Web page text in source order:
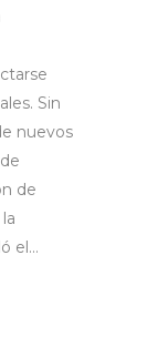
Sin
nuevos
de
el...